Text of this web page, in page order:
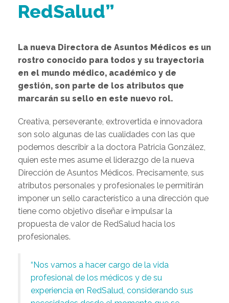
RedSalud”
La nueva Directora de Asuntos Médicos es un
rostro conocido para todos y su trayectoria
en el mundo médico, académico y de
gestión, son parte de los atributos que
marcarán su sello en este nuevo rol.
Creativa, perseverante, extrovertida e innovadora
son solo algunas de las cualidades con las que
podemos describir a la doctora Patricia González,
quien este mes asume el liderazgo de la nueva
Dirección de Asuntos Médicos. Precisamente, sus
atributos personales y profesionales le permitirán
imponer un sello característico a una dirección que
tiene como objetivo diseñar e impulsar la
propuesta de valor de RedSalud hacia los
profesionales.
“Nos vamos a hacer cargo de la vida
profesional de los médicos y de su
experiencia en RedSalud, considerando sus